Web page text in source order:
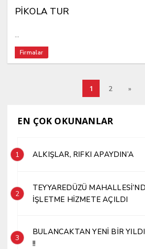
PİKOLA TUR
...
Firmalar
1 2 »
EN ÇOK OKUNANLAR
1 ALKIŞLAR, RIFKI APAYDIN’A
2
TEYYAREDÜZÜ
İŞLETME HİZMETE AÇILDI
3
BULANCAKTAN YENİ BİR
!!